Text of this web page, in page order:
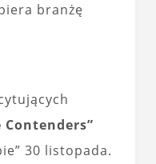
branżę
Contenders”
30 listopada.